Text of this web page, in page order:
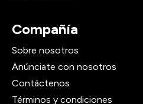
Compañía
Sobre nosotros
Anúnciate con nosotros
Contáctenos
Términos y condiciones